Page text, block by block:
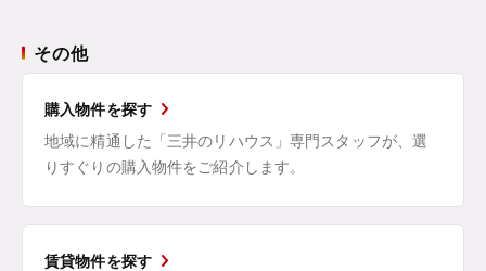
その他
購入物件を探す
地域に精通した「三井のリハウス」専門スタッフが、選
りすぐりの購入物件をご紹介します。
賃貸物件を探す